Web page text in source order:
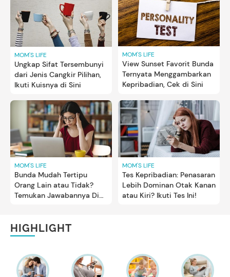
MOM'S LIFE
Ungkap Sifat Tersembunyi
dari Jenis Cangkir Pilihan,
Ikuti Kuisnya di Sini
MOM'S LIFE
View Sunset Favorit Bunda
Ternyata Menggambarkan
Kepribadian, Cek di Sini
MOM'S LIFE
Bunda Mudah Tertipu
Orang Lain atau Tidak?
Temukan Jawabannya Di
MOM'S LIFE
Tes Kepribadian: Penasaran
Lebih Dominan Otak Kanan
atau Kiri? Ikuti Tes Ini!
HIGHLIGHT